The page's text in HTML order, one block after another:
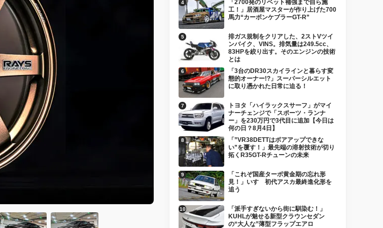
「2700発のリベット補強まで自ら施
工！」居酒屋マスターが作り上げた700
馬力“カーボンケブラーGT-R”
排ガス規制をクリアした、2ストVツイ
ンバイク、VINS。排気量は249.5cc、
83HPを絞り出す。そのエンジンの技術
とは
「3台のDR30スカイラインと暮らす変
態的オーナー!?」スーパーシルエット
に取り憑かれた日常に迫る！
トヨタ「ハイラックスサーフ」がマイ
ナーチェンジで「スポーツ・ランナ
ー」を230万円で3代目に追加【今日は
何の日？8月4日】
「”VR38DETTはボアアップできな
い”を覆す！」最先端の溶射技術が切り
拓くR35GT-Rチューンの未来
「これぞ国産ターボ黄金期の忘れ形
見！」いすゞ初代アスカ最終進化形を
追う
「派手すぎないから街に馴染む！」
KUHLが魅せる新型クラウンセダン
の“大人な”薄型フラップエアロ